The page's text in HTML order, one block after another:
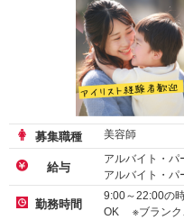
募集職種 美容師
給与
アルバイト・パ
アルバイト・パ
勤務時間
9:00～22:00の時間帯でシ
OK ※ブラン